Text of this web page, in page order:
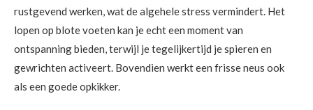
rustgevend werken, wat de algehele stress vermindert. Het
lopen op blote voeten kan je echt een moment van
ontspanning bieden, terwijl je tegelijkertijd je spieren en
gewrichten activeert. Bovendien werkt een frisse neus ook
als een goede opkikker.